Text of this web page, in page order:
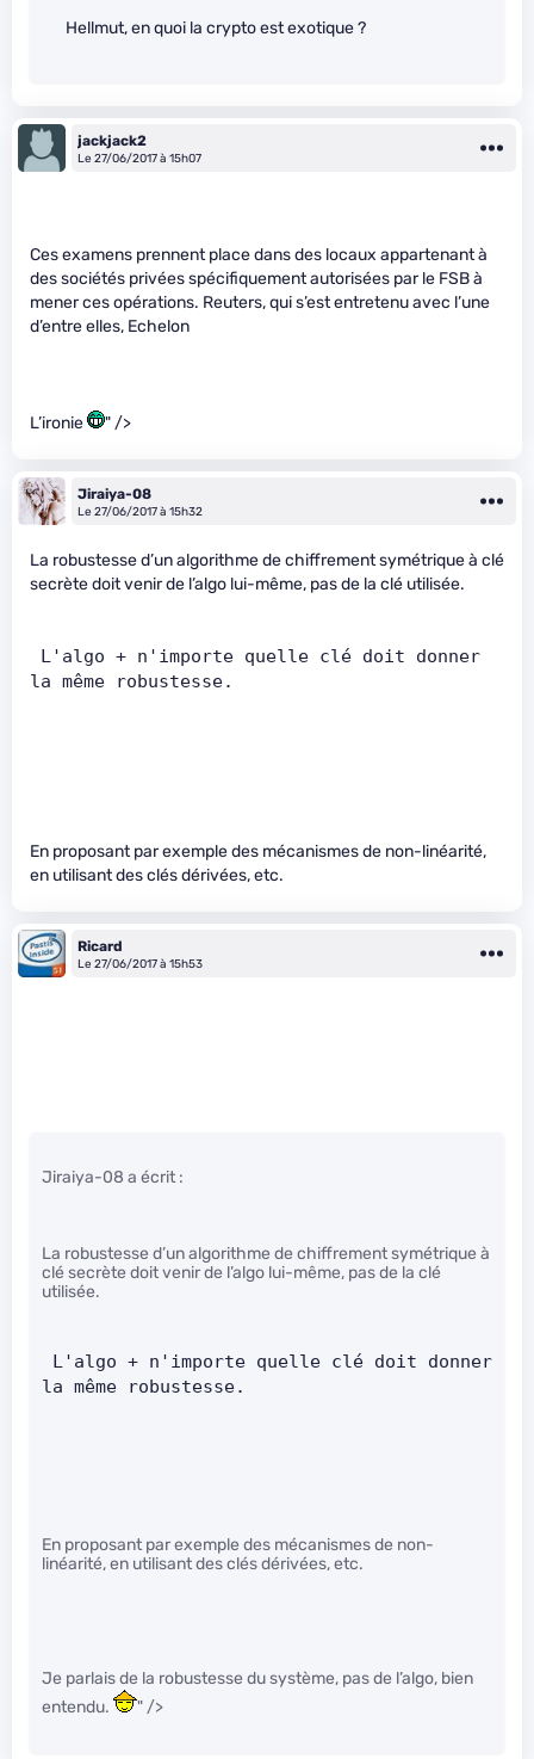
Hellmut, en quoi la crypto est exotique ?
jackjack2
Le 27/06/2017 à 15h07
Ces examens prennent place dans des locaux appartenant à
des sociétés privées spécifiquement autorisées par le FSB à
mener ces opérations. Reuters, qui s’est entretenu avec l’une
d’entre elles, Echelon
L’ironie " />
Jiraiya-08
Le 27/06/2017 à 15h32
La robustesse d’un algorithme de chiffrement symétrique à clé
secrète doit venir de l’algo lui-même, pas de la clé utilisée.
la même robustesse.
En proposant par exemple des mécanismes de non-linéarité,
en utilisant des clés dérivées, etc.
Ricard
Le 27/06/2017 à 15h53
Jiraiya-08 a écrit :
La robustesse d’un algorithme de chiffrement symétrique à
clé secrète doit venir de l’algo lui-même, pas de la clé
utilisée.
la même robustesse.
En proposant par exemple des mécanismes de non-
linéarité, en utilisant des clés dérivées, etc.
Je parlais de la robustesse du système, pas de l’algo, bien
entendu.
" />